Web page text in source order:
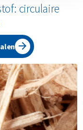
circulaire